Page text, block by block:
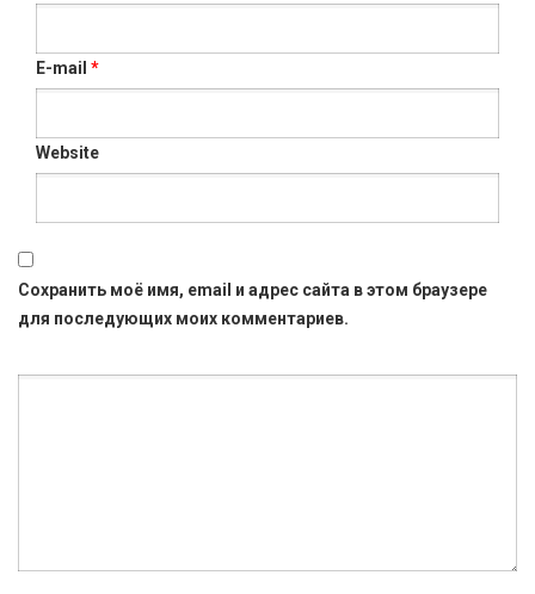
E-mail *
Website
Сохранить моё имя, email и адрес сайта в этом браузере
для последующих моих комментариев.